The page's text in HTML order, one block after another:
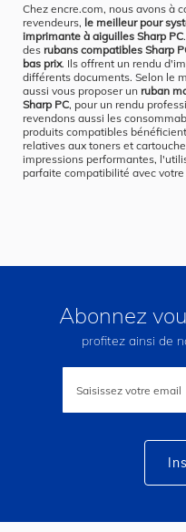
Chez encre.com, nous avons à
revendeurs, le meilleur pour
imprimante à aiguilles Sharp PC
des rubans compatibles Sharp
bas prix. Ils offrent un rendu
différents documents. Selon le
aussi vous proposer un ruban
Sharp PC, pour un rendu
revendons aussi les
produits compatibles
relatives aux toners et
impressions performantes,
parfaite compatibilité avec
Abonnez
profitez ainsi de
lettre